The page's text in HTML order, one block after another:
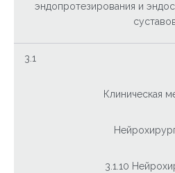
эндопротезирования и
3.1
Клиническая
3.1.10